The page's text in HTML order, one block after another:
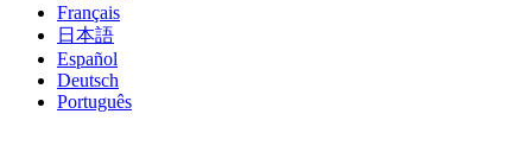
Français
日本語
Español
Deutsch
Português